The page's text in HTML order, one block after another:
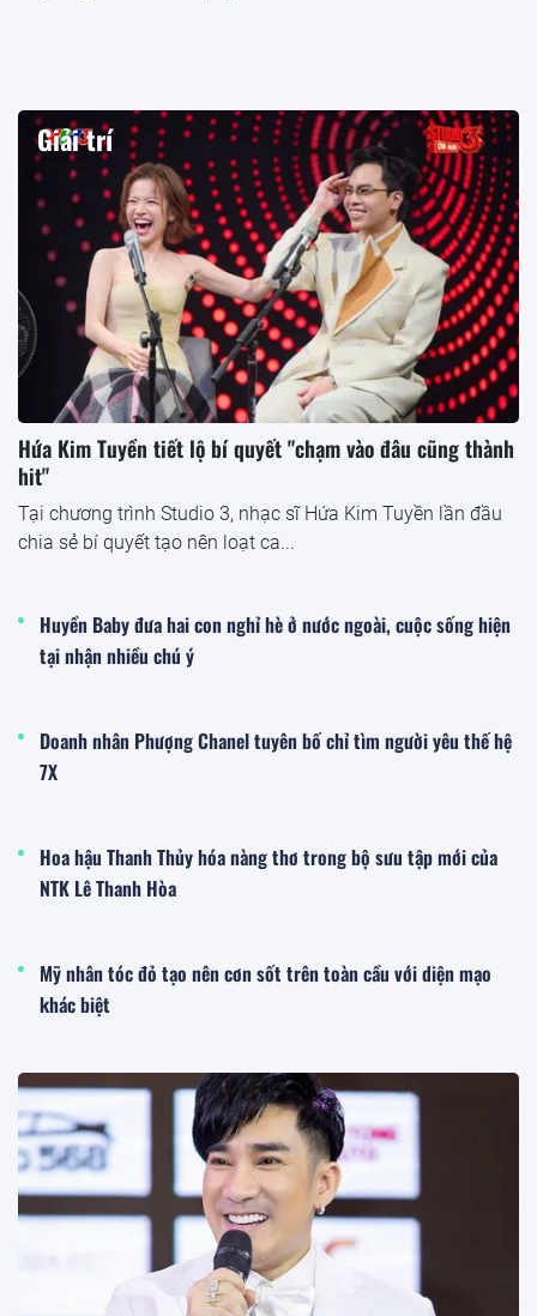
Giải trí
Hứa Kim Tuyền tiết lộ bí quyết "chạm vào đâu cũng thành
hit"
Tại chương trình Studio 3, nhạc sĩ Hứa Kim Tuyền lần đầu
chia sẻ bí quyết tạo nên loạt ca...
Huyền Baby đưa hai con nghỉ hè ở nước ngoài, cuộc sống hiện
tại nhận nhiều chú ý
Doanh nhân Phượng Chanel tuyên bố chỉ tìm người yêu thế hệ
7X
Hoa hậu Thanh Thủy hóa nàng thơ trong bộ sưu tập mới của
NTK Lê Thanh Hòa
Mỹ nhân tóc đỏ tạo nên cơn sốt trên toàn cầu với diện mạo
khác biệt